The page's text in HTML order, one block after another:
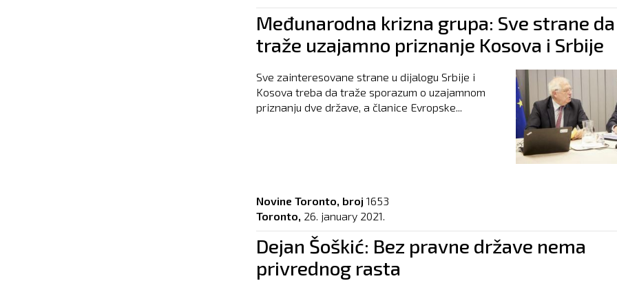
Međunarodna krizna grupa: Sve strane da
traže uzajamno priznanje Kosova i Srbije
Sve zainteresovane strane u dijalogu Srbije i
Kosova treba da traže sporazum o uzajamnom
priznanju dve države, a članice Evropske...
Novine Toronto, broj 1653
Toronto, 26. january 2021.
Dejan Šoškić: Bez pravne države nema
privrednog rasta